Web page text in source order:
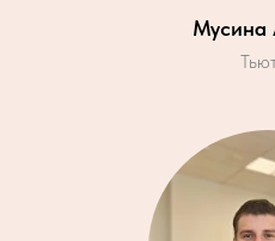
Мусина